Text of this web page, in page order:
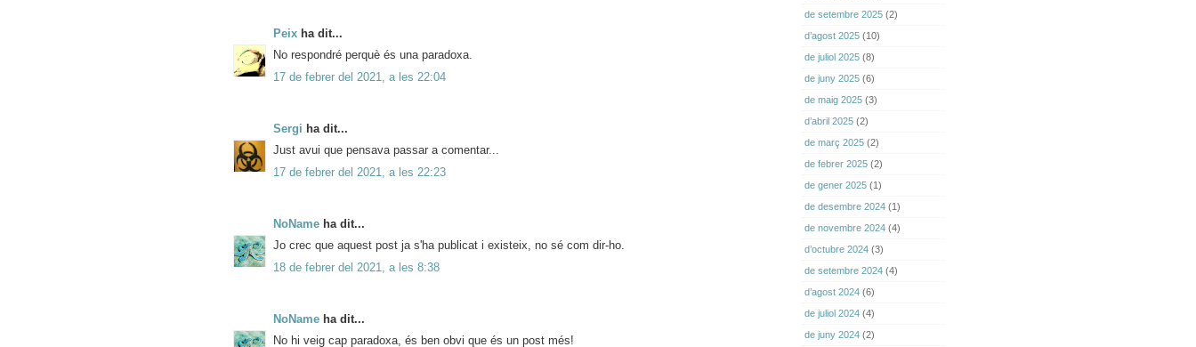
Peix ha dit...
No respondré perquè és una paradoxa.
17 de febrer del 2021, a les 22:04
Sergi ha dit...
Just avui que pensava passar a comentar...
17 de febrer del 2021, a les 22:23
NoName ha dit...
Jo crec que aquest post ja s'ha publicat i existeix, no sé com dir-ho.
18 de febrer del 2021, a les 8:38
NoName ha dit...
No hi veig cap paradoxa, és ben obvi que és un post més!
de setembre 2025 (2)
d’agost 2025 (10)
de juliol 2025 (8)
de juny 2025 (6)
de maig 2025 (3)
d’abril 2025 (2)
de març 2025 (2)
de febrer 2025 (2)
de gener 2025 (1)
de desembre 2024 (1)
de novembre 2024 (4)
d’octubre 2024 (3)
de setembre 2024 (4)
d’agost 2024 (6)
de juliol 2024 (4)
de juny 2024 (2)